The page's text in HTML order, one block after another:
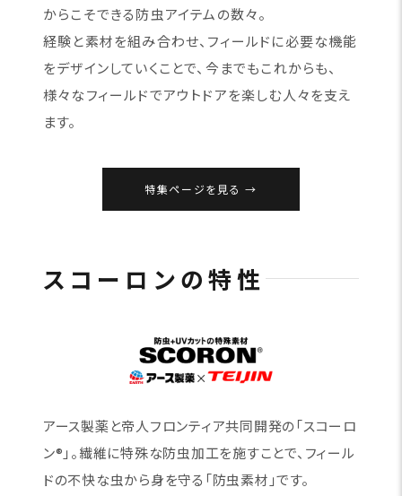
からこそできる防虫アイテムの数々。
経験と素材を組み合わせ、フィールドに必要な機能
をデザインしていくことで、今までもこれからも、
様々なフィールドでアウトドアを楽しむ人々を支え
ます。
特集ページを見る
スコーロンの特性
アース製薬と帝人フロンティア共同開発の「スコーロ
ン®」。繊維に特殊な防虫加工を施すことで、フィール
ドの不快な虫から身を守る「防虫素材」です。